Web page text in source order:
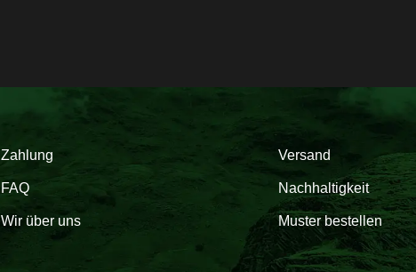
Zahlung Versand
FAQ Nachhaltigkeit
Wir über uns Muster bestellen